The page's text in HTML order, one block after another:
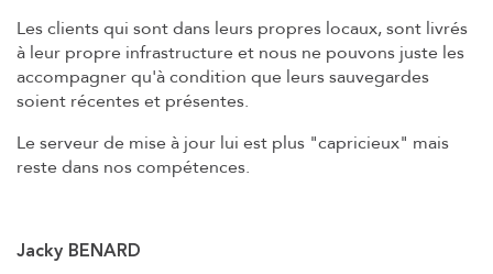
Les clients qui sont dans leurs propres locaux, sont livrés
à leur propre infrastructure et nous ne pouvons juste les
accompagner qu'à condition que leurs sauvegardes
soient récentes et présentes.
Le serveur de mise à jour lui est plus "capricieux" mais
reste dans nos compétences.
Jacky BENARD